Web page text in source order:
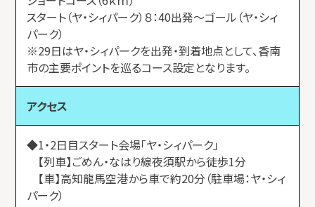
スタート（ヤ・シィパーク）８：40出発～ゴール（ヤ・シィ
パーク）
※29日はヤ・シィパークを出発・到着地点として、香南
市の主要ポイントを巡るコース設定となります。
アクセス
◆1・2日目スタート会場「ヤ・シィパーク」
【列車】ごめん・なはり線夜須駅から徒歩1分
【車】高知龍馬空港から車で約20分（駐車場：ヤ・シィ
パーク）